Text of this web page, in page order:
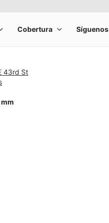
43rd St
product image at a time. Use